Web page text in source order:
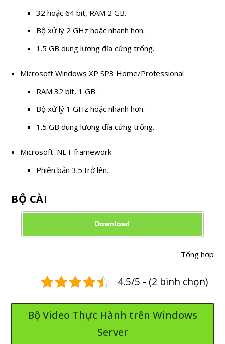
32 hoặc 64 bit, RAM 2 GB.
Bộ xử lý 2 GHz hoặc nhanh hơn.
1.5 GB dung lượng đĩa cứng trống.
Microsoft Windows XP SP3 Home/Professional
RAM 32 bit, 1 GB.
Bộ xử lý 1 GHz hoặc nhanh hơn.
1.5 GB dung lượng đĩa cứng trống.
Microsoft .NET framework
Phiên bản 3.5 trở lên.
BỘ CÀI
Download
Tổng hợp
4.5/5 - (2 bình chọn)
Bộ Video Thực Hành trên Windows
Server